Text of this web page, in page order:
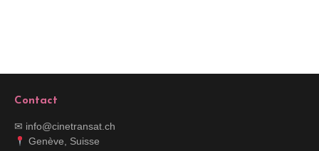
Contact
✉ info@cinetransat.ch
Genève, Suisse